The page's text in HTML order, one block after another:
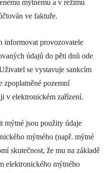
mýtnému a v režimu
ve faktuře.
informovat provozovatele
údajů do pěti dnů ode
se vystavuje sankcím
zpoplatněné pozemní
v elektronickém zařízení.
mýtné jsou použity údaje
mýtného (např. mýtné
skutečnost, že mu na základě
elektronického mýtného